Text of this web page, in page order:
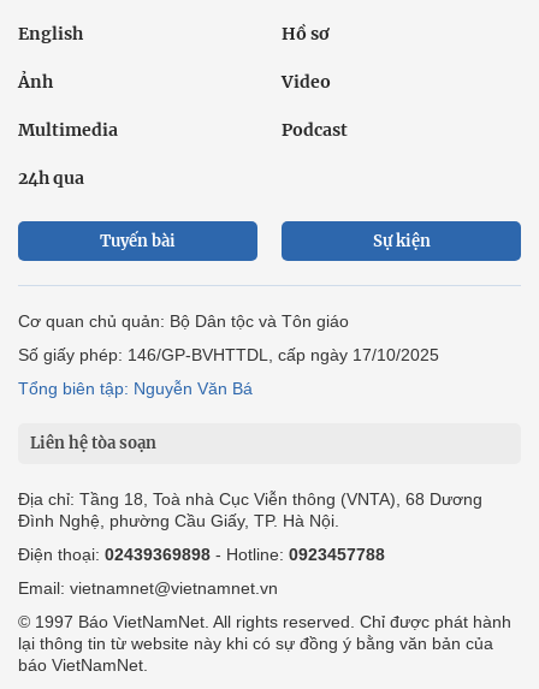
English Hồ sơ
Ảnh Video
Multimedia Podcast
24h qua
Tuyến bài Sự kiện
Cơ quan chủ quản: Bộ Dân tộc và Tôn giáo
Số giấy phép: 146/GP-BVHTTDL, cấp ngày 17/10/2025
Tổng biên tập: Nguyễn Văn Bá
Liên hệ tòa soạn
Địa chỉ: Tầng 18, Toà nhà Cục Viễn thông (VNTA), 68 Dương
Đình Nghệ, phường Cầu Giấy, TP. Hà Nội.
Điện thoại: 02439369898 - Hotline: 0923457788
Email: vietnamnet@vietnamnet.vn
© 1997 Báo VietNamNet. All rights reserved. Chỉ được phát hành
lại thông tin từ website này khi có sự đồng ý bằng văn bản của
báo VietNamNet.